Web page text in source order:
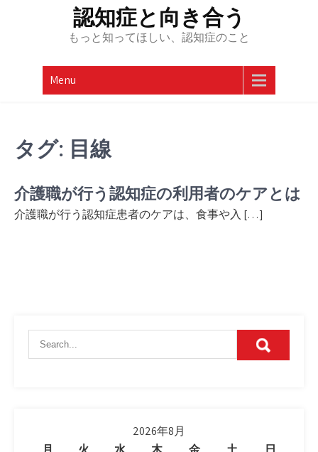
認知症と向き合う
もっと知ってほしい、認知症のこと
Menu
タグ: 目線
介護職が行う認知症の利用者のケアとは
介護職が行う認知症患者のケアは、食事や入 […]
2026年8月